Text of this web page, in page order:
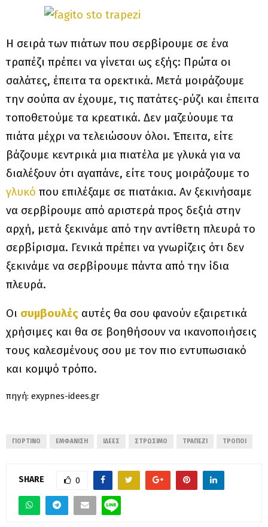
Η σειρά των πιάτων που σερβίρουμε σε ένα
τραπέζι πρέπει να γίνεται ως εξής: Πρώτα οι
σαλάτες, έπειτα τα ορεκτικά. Μετά μοιράζουμε
την σούπα αν έχουμε, τις πατάτες-ρύζι και έπειτα
τοποθετούμε τα κρεατικά. Δεν μαζεύουμε τα
πιάτα μέχρι να τελειώσουν όλοι. Έπειτα, είτε
βάζουμε κεντρικά μια πιατέλα με γλυκά για να
διαλέξουν ότι αγαπάνε, είτε τους μοιράζουμε το
γλυκό που επιλέξαμε σε πιατάκια. Αν ξεκινήσαμε
να σερβίρουμε από αριστερά προς δεξιά στην
αρχή, μετά ξεκινάμε από την αντίθετη πλευρά το
σερβίρισμα. Γενικά πρέπει να γνωρίζεις ότι δεν
ξεκινάμε να σερβίρουμε πάντα από την ίδια
πλευρά.
Οι συμβουλές αυτές θα σου φανούν εξαιρετικά
χρήσιμες και θα σε βοηθήσουν να ικανοποιήσεις
τους καλεσμένους σου με τον πιο εντυπωσιακό
και κομψό τρόπο.
πηγή: exypnes-idees.gr
ΓΙΟΡΤΙΝΌ ΕΜΦΆΝΙΣΗ ΙΔΈΕΣ ΣΤΡΏΣΙΜΟ ΤΡΑΠΈΖΙ ΤΡΌΠΟΙ
SHARE 0